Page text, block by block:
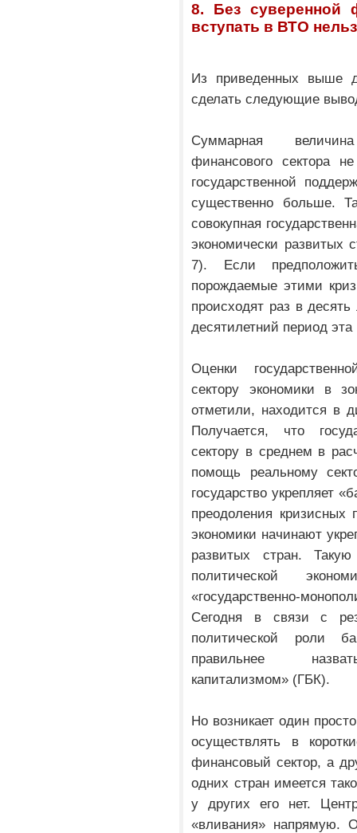
8. Без суверенной
вступать в ВТО
Из приведенных выше
сделать следующие
Суммарная
финансового сектора
государственной
существенно больше.
совокупная
экономически развитых
7). Если
порождаемые этими
происходят раз в десять
десятилетний период
Оценки
сектору экономики в
отметили, находится в
Получается, что
сектору в среднем в
помощь реальному
государство укрепляет
преодоления кризисных
экономики начинают
развитых стран.
политической
«государственно-
Сегодня в связи с
политической роли
правильнее
капитализмом» (ГБК).
Но возникает один
осуществлять в
финансовый сектор, а
одних стран имеется
у других его нет.
«вливания» напрямую.